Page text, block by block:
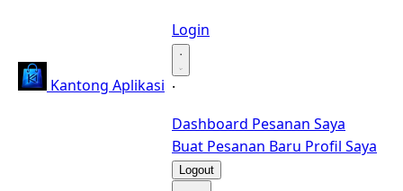
Kantong Aplikasi
Login
·
·
Dashboard Pesanan Saya
Buat Pesanan Baru Profil Saya
Logout